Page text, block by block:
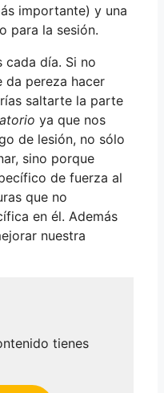
importante) y una
para la sesión.
cada día. Si no
da pereza hacer
saltarte la parte
ya que nos
de lesión, no sólo
sino porque
de fuerza al
que no
en él. Además
nuestra
tienes